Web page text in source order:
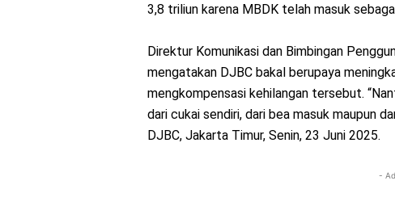
3,8 triliun karena MBDK telah masuk
Direktur Komunikasi dan Bimbingan
mengatakan DJBC bakal berupaya
mengkompensasi kehilangan tersebut.
dari cukai sendiri, dari bea masuk maupun
DJBC, Jakarta Timur, Senin, 23 Juni 2025.
-